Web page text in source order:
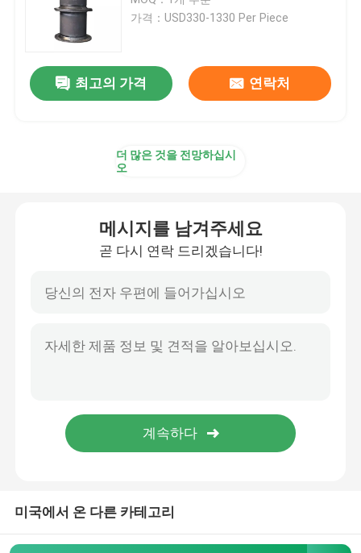
주요한 고무 방현재
콘 고무 방현재
원통 해양 설비
셀 고무 방현재
터그 보트 펜더
해저 펜더
부유 발포체 펜더
가격：USD330-1330 Per Piece
최고의 가격 연락처
더 많은 것을 전망하십시
오
메시지를 남겨주세요
곧 다시 연락 드리겠습니다!
미국에서 온 다른 카테고리